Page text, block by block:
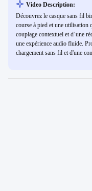
Video Description:
Découvrez le casque sans fil
course à pied et une utilisation
couplage contextuel et d’une
une expérience audio fluide.
chargement sans fil et d'une